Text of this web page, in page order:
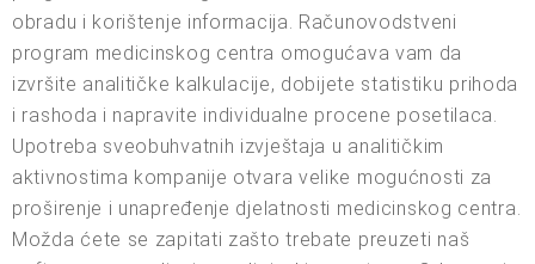
obradu i korištenje informacija. Računovodstveni
program medicinskog centra omogućava vam da
izvršite analitičke kalkulacije, dobijete statistiku prihoda
i rashoda i napravite individualne procene posetilaca.
Upotreba sveobuhvatnih izvještaja u analitičkim
aktivnostima kompanije otvara velike mogućnosti za
proširenje i unapređenje djelatnosti medicinskog centra.
Možda ćete se zapitati zašto trebate preuzeti naš